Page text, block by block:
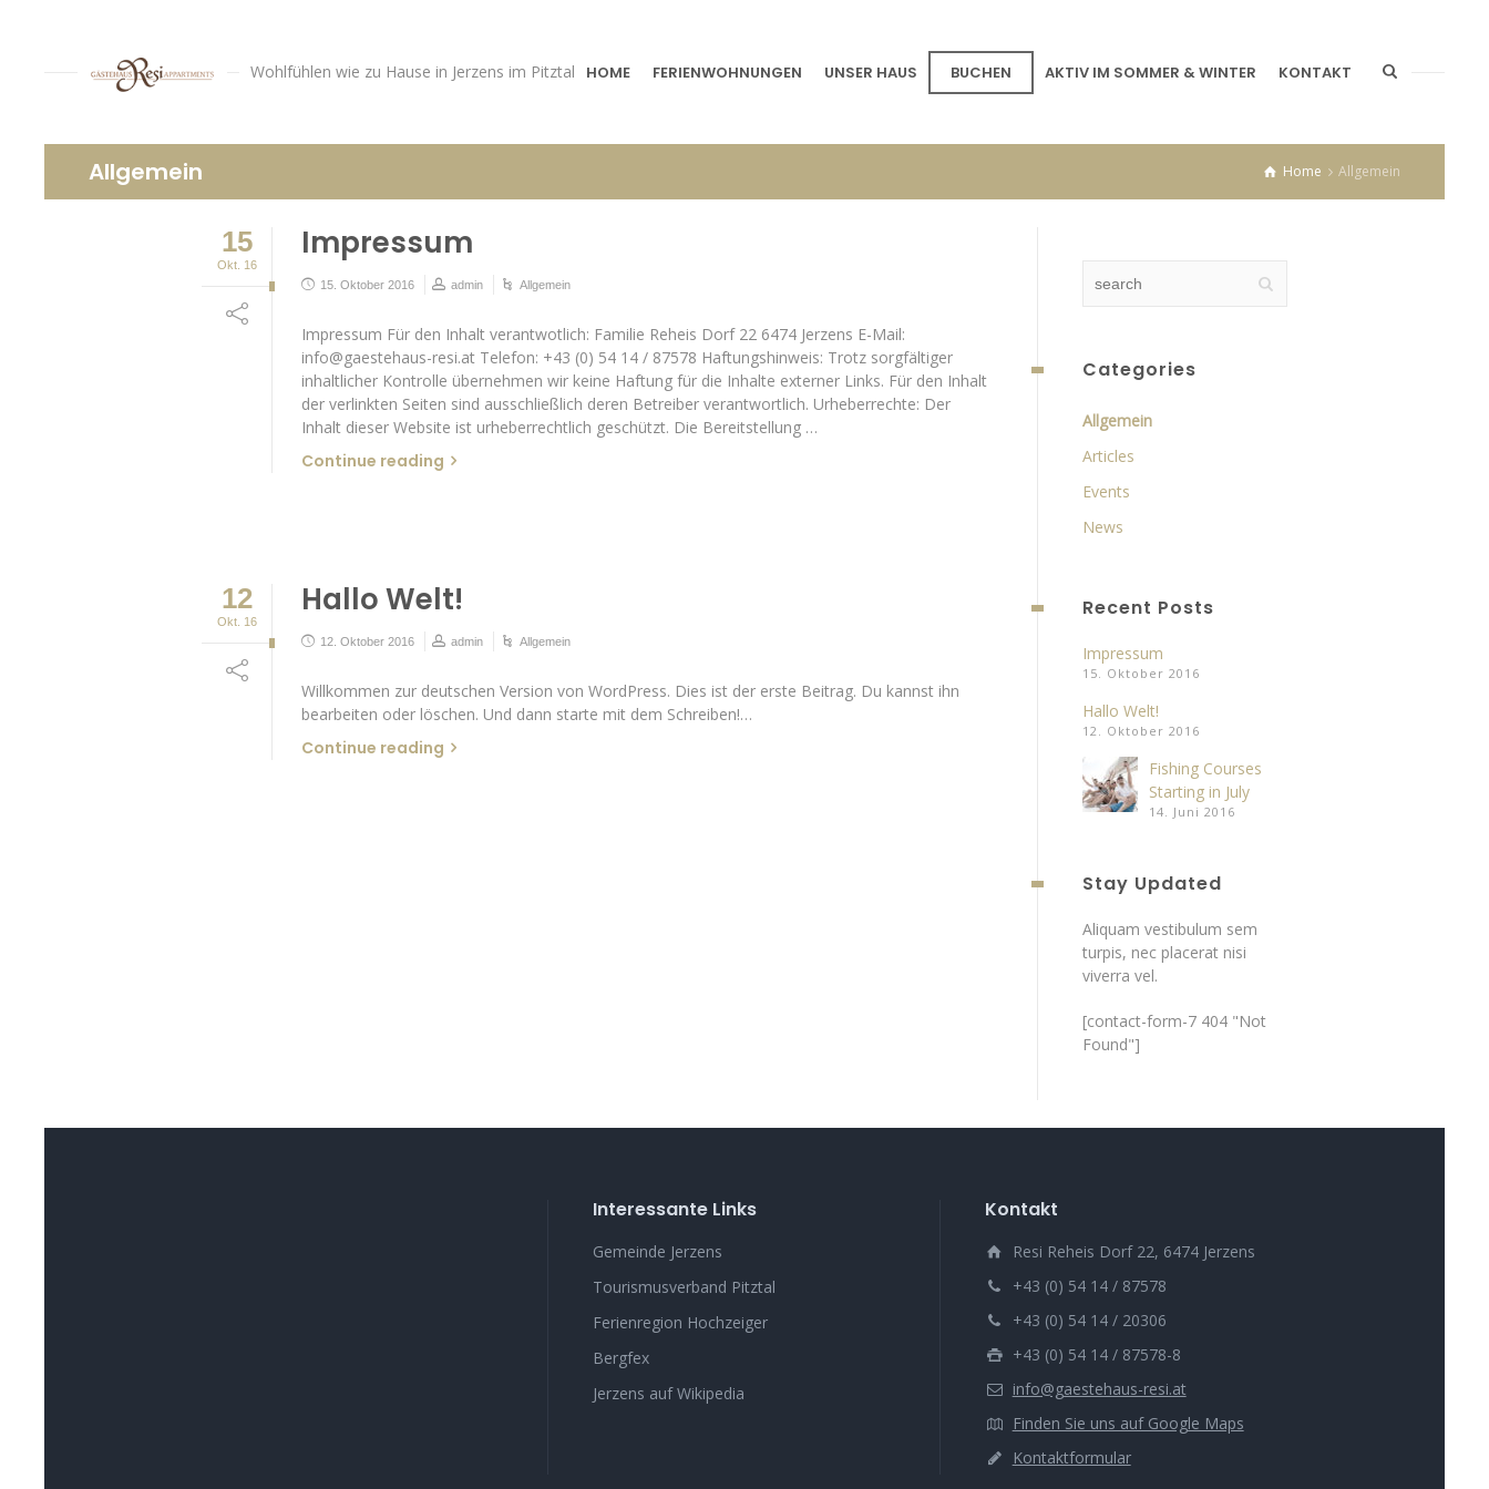
Wohlfühlen wie zu Hause in Jerzens im Pitztal HOME FERIENWOHNUNGEN UNSER HAUS BUCHEN AKTIV IM SOMMER & WINTER KONTAKT
Allgemein Home Allgemein
15
Okt. 16
Impressum
15. Oktober 2016 admin Allgemein
Impressum Für den Inhalt verantwotlich: Familie Reheis Dorf 22 6474 Jerzens E-Mail:
info@gaestehaus-resi.at Telefon: +43 (0) 54 14 / 87578 Haftungshinweis: Trotz sorgfältiger
inhaltlicher Kontrolle übernehmen wir keine Haftung für die Inhalte externer Links. Für den Inhalt
der verlinkten Seiten sind ausschließlich deren Betreiber verantwortlich. Urheberrechte: Der
Inhalt dieser Website ist urheberrechtlich geschützt. Die Bereitstellung …
Continue reading
12
Okt. 16
Hallo Welt!
12. Oktober 2016 admin Allgemein
Willkommen zur deutschen Version von WordPress. Dies ist der erste Beitrag. Du kannst ihn
bearbeiten oder löschen. Und dann starte mit dem Schreiben!…
Continue reading
Categories
Allgemein
Articles
Events
News
Recent Posts
Impressum
15. Oktober 2016
Hallo Welt!
12. Oktober 2016
Fishing Courses
Starting in July
14. Juni 2016
Stay Updated
Aliquam vestibulum sem
turpis, nec placerat nisi
viverra vel.
[contact-form-7 404 "Not
Found"]
Interessante Links
Gemeinde Jerzens
Tourismusverband Pitztal
Ferienregion Hochzeiger
Bergfex
Jerzens auf Wikipedia
Kontakt
Resi Reheis Dorf 22, 6474 Jerzens
+43 (0) 54 14 / 87578
+43 (0) 54 14 / 20306
+43 (0) 54 14 / 87578-8
info@gaestehaus-resi.at
Finden Sie uns auf Google Maps
Kontaktformular